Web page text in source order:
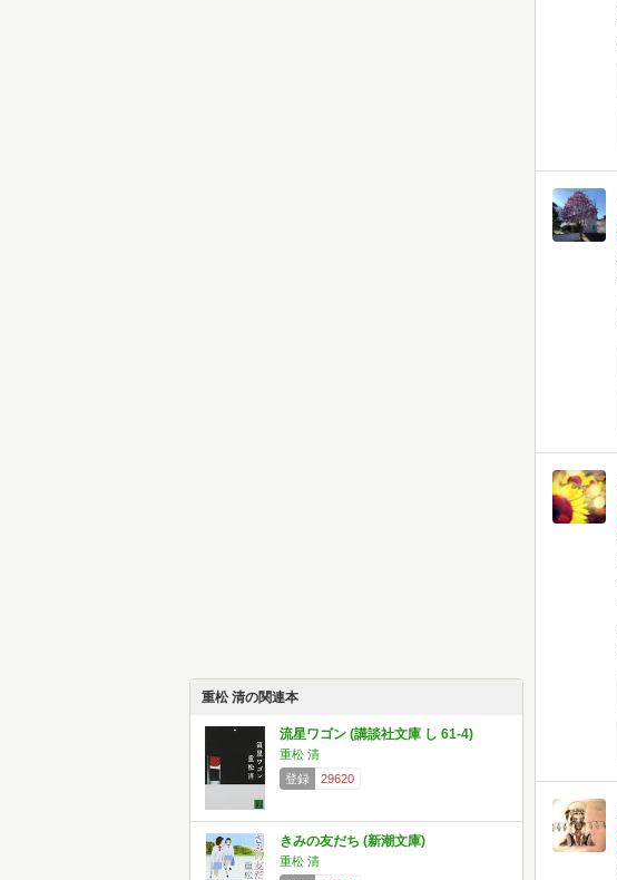
重松 清の関連本
流星ワゴン (講談社文庫 し 61-4)
重松 清
登録
29620
きみの友だち (新潮文庫)
重松 清